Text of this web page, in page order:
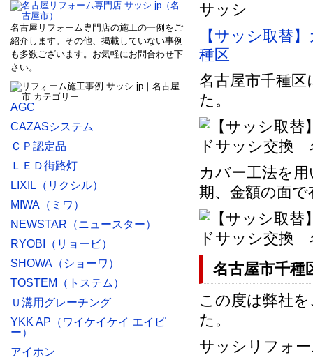
サッシ
【サッシ取替
種区
名古屋市千種
た。
カバー工法を
期、金額の面
名古屋市千
この度は弊社
た。
サッシリフォ
名古屋リフォーム専門店の施工の一例をご
紹介します。その他、掲載していない事例
も多数ございます。お気軽にお問合わせ下
さい。
AGC
CAZASシステム
ＣＰ認定品
ＬＥＤ街路灯
LIXIL（リクシル）
MIWA（ミワ）
NEWSTAR（ニュースター）
RYOBI（リョービ）
SHOWA（ショーワ）
TOSTEM（トステム）
Ｕ溝用グレーチング
YKK AP（ワイケイケイ エイピ
ー）
アイホン